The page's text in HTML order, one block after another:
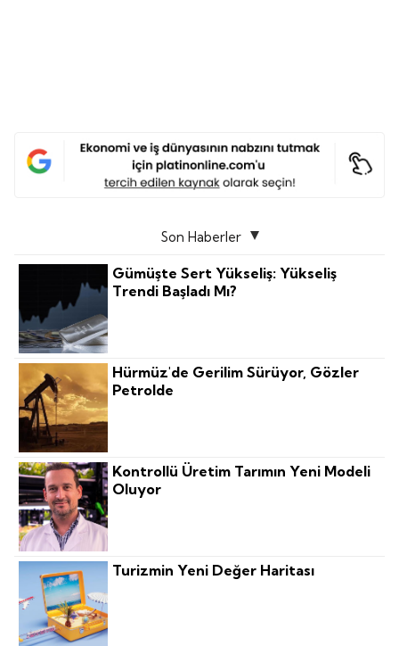
Son Haberler
Gümüşte Sert Yükseliş: Yükseliş
Trendi Başladı Mı?
Hürmüz'de Gerilim Sürüyor, Gözler
Petrolde
Kontrollü Üretim Tarımın Yeni Modeli
Oluyor
Turizmin Yeni Değer Haritası